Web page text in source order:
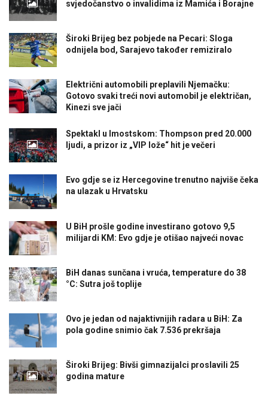
svjedočanstvo o invalidima iz Mamića i Borajne
Široki Brijeg bez pobjede na Pecari: Sloga
odnijela bod, Sarajevo također remiziralo
Električni automobili preplavili Njemačku:
Gotovo svaki treći novi automobil je električan,
Kinezi sve jači
Spektakl u Imostskom: Thompson pred 20.000
ljudi, a prizor iz „VIP lože“ hit je večeri
Evo gdje se iz Hercegovine trenutno najviše čeka
na ulazak u Hrvatsku
U BiH prošle godine investirano gotovo 9,5
milijardi KM: Evo gdje je otišao najveći novac
BiH danas sunčana i vruća, temperature do 38
°C: Sutra još toplije
Ovo je jedan od najaktivnijih radara u BiH: Za
pola godine snimio čak 7.536 prekršaja
Široki Brijeg: Bivši gimnazijalci proslavili 25
godina mature